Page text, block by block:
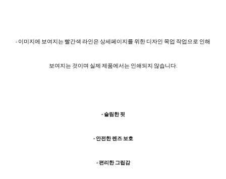
- 이미지에 보여지는 빨간색 라인은 상세페이지를 위한 디자인 목업 작업으로 인해
보여지는 것이며 실제 제품에서는 인쇄되지 않습니다.
- 슬림한 핏
- 안전한 렌즈 보호
- 편리한 그립감